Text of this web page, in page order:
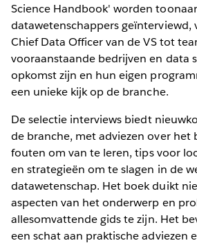
Science Handbook' worden
datawetenschappers geïnterviewd,
Chief Data Officer van de VS tot
vooraanstaande bedrijven en data
opkomst zijn en hun eigen
een unieke kijk op de branche.
De selectie interviews biedt
de branche, met adviezen over het
fouten om van te leren, tips voor
en strategieën om te slagen in de
datawetenschap. Het boek duikt
aspecten van het onderwerp en
allesomvattende gids te zijn. Het
een schat aan praktische adviezen